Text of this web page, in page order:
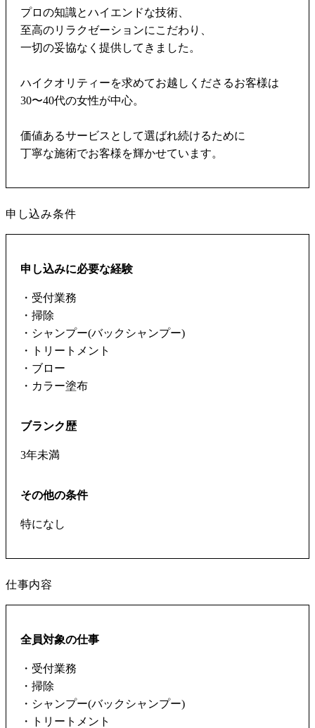
プロの知識とハイエンドな技術、
至高のリラクゼーションにこだわり、
一切の妥協なく提供してきました。
ハイクオリティーを求めてお越しくださるお客様は
30〜40代の女性が中心。
価値あるサービスとして選ばれ続けるために
丁寧な施術でお客様を輝かせています。
申し込み条件
申し込みに必要な経験
・受付業務
・掃除
・シャンプー(バックシャンプー)
・トリートメント
・ブロー
・カラー塗布
ブランク歴
3年未満
その他の条件
特になし
仕事内容
全員対象の仕事
・受付業務
・掃除
・シャンプー(バックシャンプー)
・トリートメント